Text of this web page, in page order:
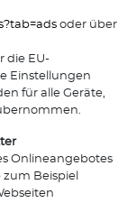
oder über
die EU-
Einstellungen
für alle Geräte,
Onlineangebotes
Beispiel